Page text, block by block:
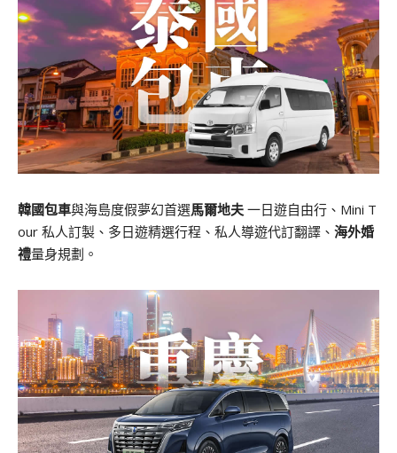
韓國包車與海島度假夢幻首選馬爾地夫 一日遊自由行、Mini T
our 私人訂製、多日遊精選行程、私人導遊代訂翻譯、 海外婚
禮量身規劃。